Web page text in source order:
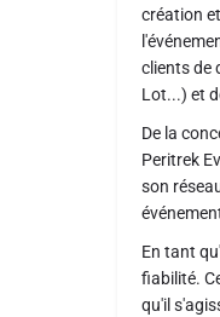
création
clients de
Lot...) et
De la
Peritrek
son
En tant
fiabilité.
qu'il